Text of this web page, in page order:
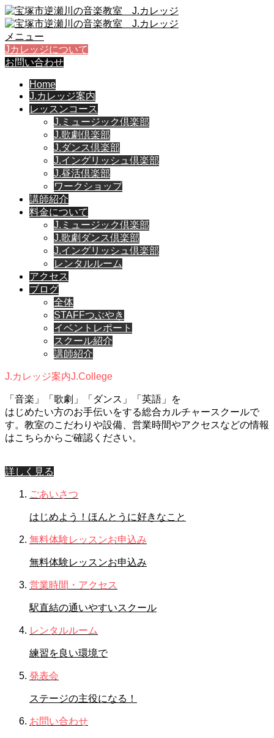
メニュー
Jカレッジについて
お問い合わせ
Home
J.カレッジ案内
レッスンコース
J.ミュージック倶楽部
J.歌劇倶楽部
J.ダンス倶楽部
J.イングリッシュ倶楽部
J.昼活倶楽部
ワークショップ
講師紹介
料金について
J.ミュージック倶楽部
J.歌劇ダンス倶楽部
J.イングリッシュ倶楽部
レンタルルーム
アクセス
ブログ
全体
STAFFつぶやき
イベントレポート
スクール紹介
講師紹介
J.カレッジ案内J.College
「音楽」「歌劇」「ダンス」「英語」を
はじめたい方のお手伝いをする総合カルチャースクールで
す。教室のこだわりや設備、営業時間やアクセスなどの情報
はこちらからご確認ください。
詳しく見る
ごあいさつ
はじめよう！ほんとうに好きなこと
無料体験レッスンお申込み
無料体験レッスンお申込み
営業時間・アクセス
駅直結の通いやすいスクール
レンタルルーム
練習を良い環境で
発表会
ステージの主役になる！
お問い合わせ